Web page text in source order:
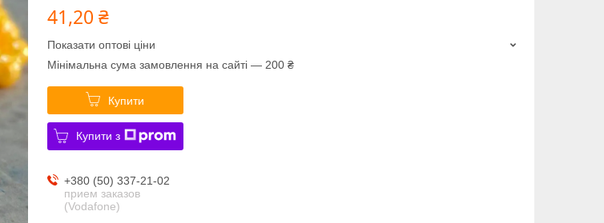
41,20 ₴
Показати оптові ціни
Мінімальна сума замовлення на сайті — 200 ₴
Купити
Купити з
+380 (50) 337-21-02
прием заказов
(Vodafone)